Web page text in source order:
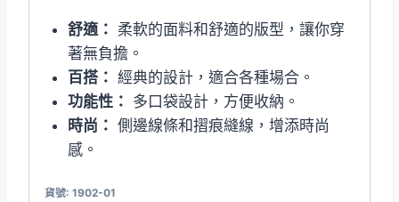
舒適： 柔軟的面料和舒適的版型，讓你穿
著無負擔。
百搭： 經典的設計，適合各種場合。
功能性： 多口袋設計，方便收納。
時尚： 側邊線條和摺痕縫線，增添時尚
感。
貨號: 1902-01